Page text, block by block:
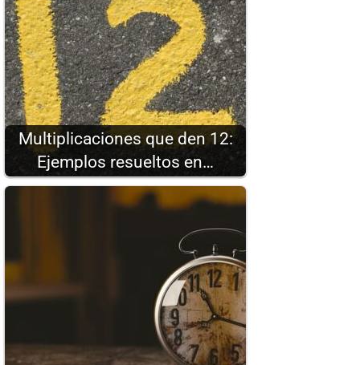
Multiplicaciones que den 12:
Ejemplos resueltos en…